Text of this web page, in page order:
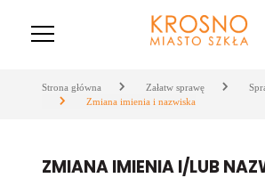
Strona główna Załatw sprawę
Zmiana imienia i nazwiska
ZMIANA IMIENIA I/LUB